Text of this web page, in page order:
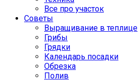
Все про участок
Советы
Выращивание в теплице
Грибы
Грядки
Календарь посадки
Обрезка
Полив